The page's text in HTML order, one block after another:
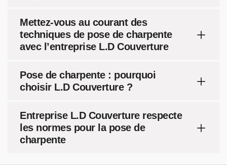
Mettez-vous au courant des
techniques de pose de charpente
avec l’entreprise L.D Couverture
Pose de charpente : pourquoi
choisir L.D Couverture ?
Entreprise L.D Couverture respecte
les normes pour la pose de
charpente